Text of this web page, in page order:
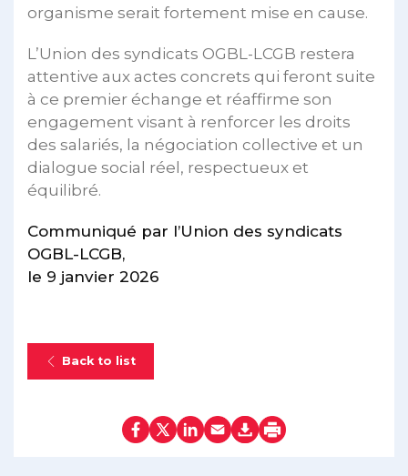
organisme serait fortement mise en cause.
L’Union des syndicats OGBL-LCGB restera
attentive aux actes concrets qui feront suite
à ce premier échange et réaffirme son
engagement visant à renforcer les droits
des salariés, la négociation collective et un
dialogue social réel, respectueux et
équilibré.
Communiqué par l’Union des syndicats
OGBL-LCGB,
le 9 janvier 2026
Back to list